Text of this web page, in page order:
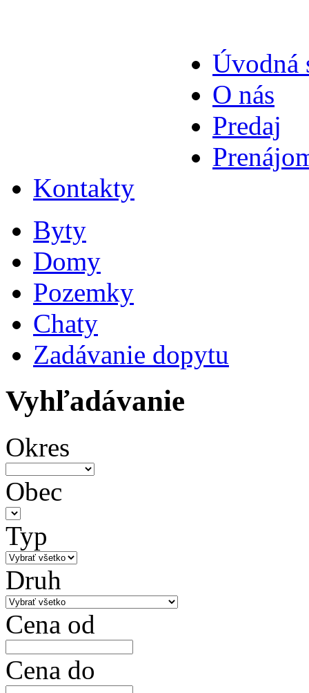
Úvodná
O nás
Predaj
Kontakty
Byty
Domy
Pozemky
Chaty
Zadávanie dopytu
Vyhľadávanie
Okres
Obec
Typ
Druh
Cena od
Cena do